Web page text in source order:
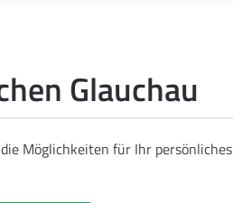
Glauchau
Möglichkeiten für Ihr persönliches